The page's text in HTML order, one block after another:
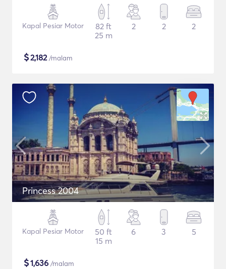
Kapal Pesiar Motor
82 ft
25 m
2 2 2
$2,182/malam
Princess 2004
Kapal Pesiar Motor
50 ft
15 m
6 3 5
$1,636 /malam